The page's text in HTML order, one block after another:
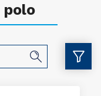
polo